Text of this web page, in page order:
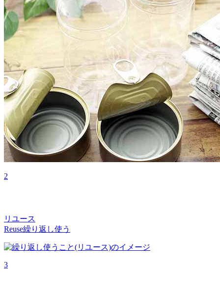
2
リユース
Reuse繰り返し使う
3